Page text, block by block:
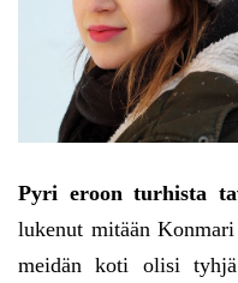
Pyri eroon turhista
lukenut mitään
meidän koti olisi